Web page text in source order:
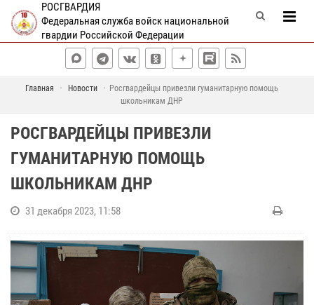
РОСГВАРДИЯ
Федеральная служба войск национальной
гвардии Российской Федерации
Главная Новости
Росгвардейцы привезли гуманитарную помощь
школьникам ДНР
РОСГВАРДЕЙЦЫ ПРИВЕЗЛИ
ГУМАНИТАРНУЮ ПОМОЩЬ
ШКОЛЬНИКАМ ДНР
31 декабря 2023, 11:58